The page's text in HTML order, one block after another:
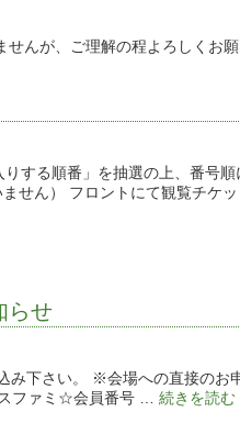
んが、ご理解の程よろしくお願
する順番」を抽選の上、番号順
せん） フロントにて観覧チケ
らせ
み下さい。 ※会場への直接のお
ファミ☆会員番号 … 続きを読む